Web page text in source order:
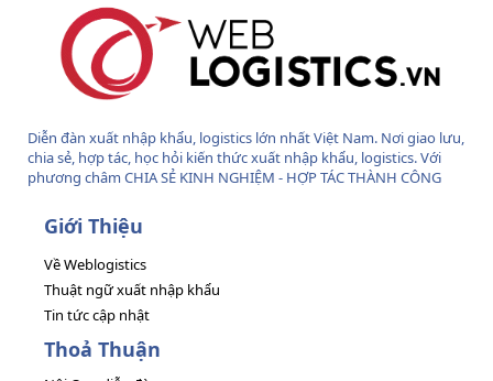
Diễn đàn xuất nhập khẩu, logistics lớn nhất Việt Nam. Nơi giao lưu,
chia sẻ, hợp tác, học hỏi kiến thức xuất nhập khẩu, logistics. Với
phương châm CHIA SẺ KINH NGHIỆM - HỢP TÁC THÀNH CÔNG
Giới Thiệu
Về Weblogistics
Thuật ngữ xuất nhập khẩu
Tin tức cập nhật
Thoả Thuận